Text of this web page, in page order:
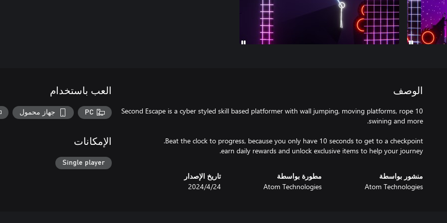
الوصف
10 Second Escape is a cyber styled skill based platformer with wall jumping, moving platforms, rope
earn daily rewards and unlock exclusive items to help your journey.
منشور بواسطة
Atom Technologies
مطورة بواسطة
Atom Technologies
تاريخ الإصدار
24‏/4‏/2024
العب باستخدام
PC جهاز محمول
الإمكانات
Single player